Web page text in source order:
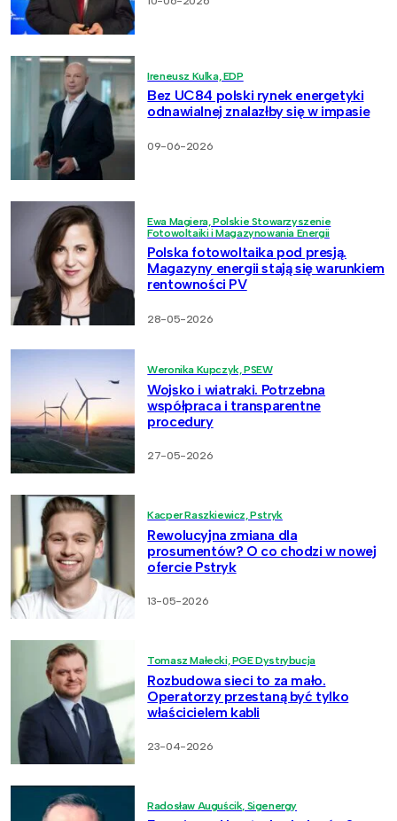
Ireneusz Kulka, EDP
Bez UC84 polski rynek energetyki
odnawialnej znalazłby się w impasie
09-06-2026
Ewa Magiera, Polskie Stowarzyszenie
Fotowoltaiki i Magazynowania Energii
Polska fotowoltaika pod presją.
Magazyny energii stają się warunkiem
rentowności PV
28-05-2026
Weronika Kupczyk, PSEW
Wojsko i wiatraki. Potrzebna
współpraca i transparentne
procedury
27-05-2026
Kacper Raszkiewicz, Pstryk
Rewolucyjna zmiana dla
prosumentów? O co chodzi w nowej
ofercie Pstryk
13-05-2026
Tomasz Małecki, PGE Dystrybucja
Rozbudowa sieci to za mało.
Operatorzy przestaną być tylko
właścicielem kabli
23-04-2026
Radosław Auguścik, Sigenergy